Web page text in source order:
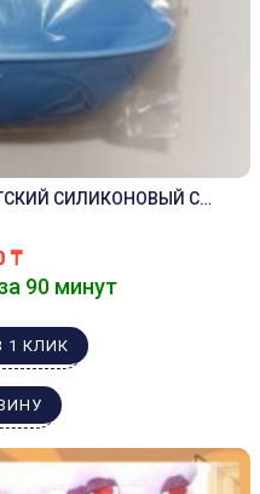
СИЛИКОНОВЫЙ С
₸
90 минут
1 КЛИК